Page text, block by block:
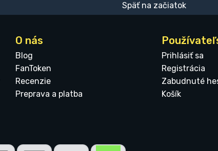
Späť na začiatok
O nás
Blog
FanToken
Recenzie
Preprava a platba
Prihlásiť sa
Registrácia
Zabudnuté
Košík